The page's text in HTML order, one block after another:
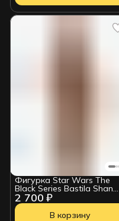
2 700 ₽
Фигурка Star Wars The
Black Series Bastila Shan
HSB246
В корзину